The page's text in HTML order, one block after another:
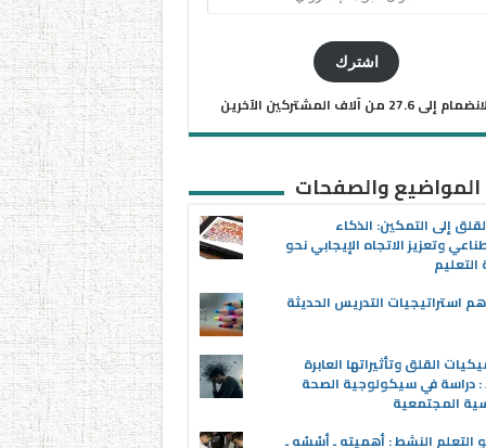
اشترك
إلى 27.6 من آلاف المشتركين الآخرين
المواضيع والصفحات
إلى التمكين: الذكاء
وتعزيز الاتجاه الإيجابي نحو
استراتيجيات التدريس الحديثة
القلق وتأثيراتها العابرة
: دراسة في سيكولوجية الصحة
المجتمعية
التعلم النشط : أهميته ـ أسُسُه ـ